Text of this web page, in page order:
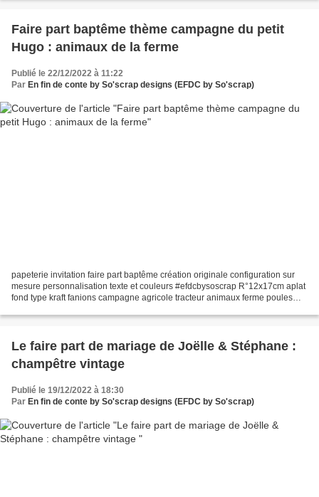
Faire part baptême thème campagne du petit
Hugo : animaux de la ferme
Publié le 22/12/2022 à 11:22
Par En fin de conte by So'scrap designs (EFDC by So'scrap)
papeterie invitation faire part baptême création originale configuration sur
mesure personnalisation texte et couleurs #efdcbysoscrap R°12x17cm aplat
fond type kraft fanions campagne agricole tracteur animaux ferme poules
Le faire part de mariage de Joëlle & Stéphane :
champêtre vintage
Publié le 19/12/2022 à 18:30
Par En fin de conte by So'scrap designs (EFDC by So'scrap)